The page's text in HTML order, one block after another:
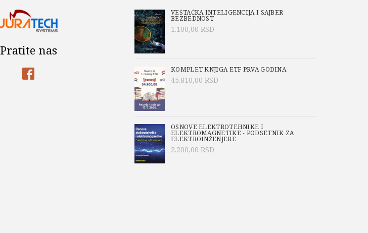
Pratite nas
VEŠTAČKA INTELIGENCIJA I SAJBER
BEZBEDNOST
1.100,00 RSD
KOMPLET KNJIGA ETF PRVA GODINA
45.810,00 RSD
OSNOVE ELEKTROTEHNIKE I
ELEKTROMAGNETIKE - PODSETNIK ZA
ELEKTROINŽENJERE
2.200,00 RSD